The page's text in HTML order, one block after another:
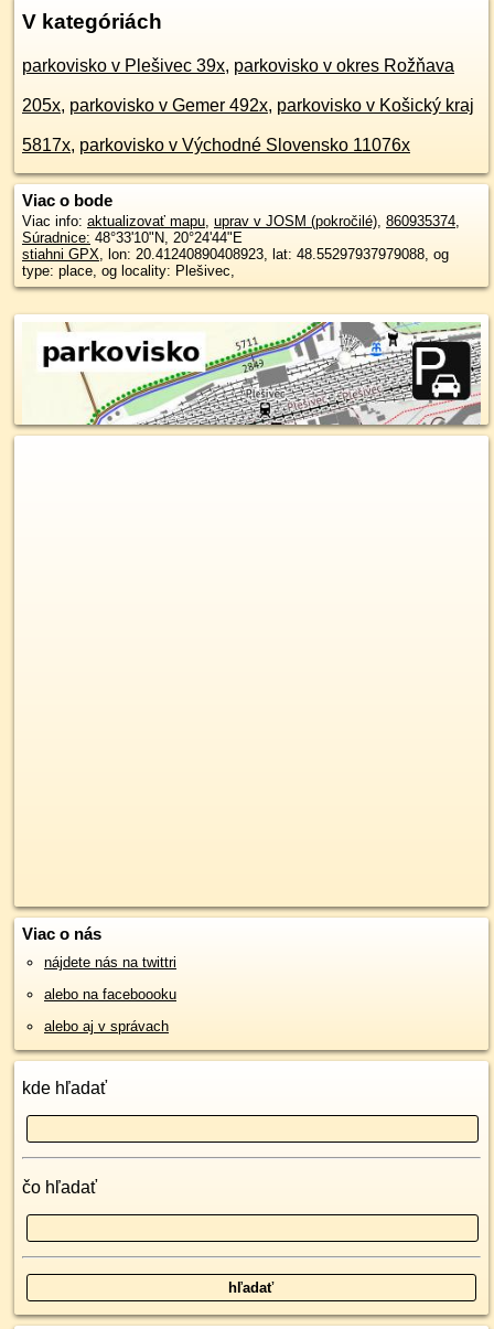
V kategóriách
parkovisko v Plešivec 39x, parkovisko v okres Rožňava
205x, parkovisko v Gemer 492x, parkovisko v Košický kraj
5817x, parkovisko v Východné Slovensko 11076x
Viac o bode
Viac info: aktualizovať mapu, uprav v JOSM (pokročilé), 860935374,
Súradnice: 48°33'10"N, 20°24'44"E
stiahni GPX, lon: 20.41240890408923, lat: 48.55297937979088, og
type: place, og locality: Plešivec,
Viac o nás
nájdete nás na twittri
alebo na faceboooku
alebo aj v správach
kde hľadať
čo hľadať